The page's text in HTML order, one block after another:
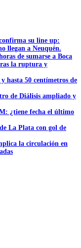
su line up:
llegan a Neuquén.
de sumarse a Boca
la ruptura y
hasta 50 centímetros de
de Diálisis ampliado y
¿tiene fecha el último
La Plata con gol de
la circulación en